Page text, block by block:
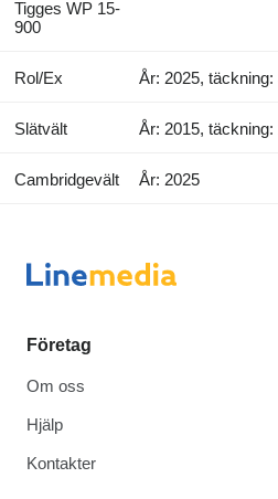
Tigges WP 15-
900
Rol/Ex År: 2025, täckning:
Slätvält År: 2015, täckning:
Cambridgevält År: 2025
Företag
Om oss
Hjälp
Kontakter